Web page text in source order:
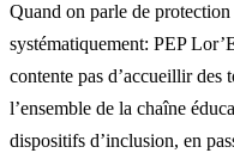
Quand on parle de
systématiquement: PEP
contente pas d’accueillir
l’ensemble de la chaîne
dispositifs d’inclusion, en